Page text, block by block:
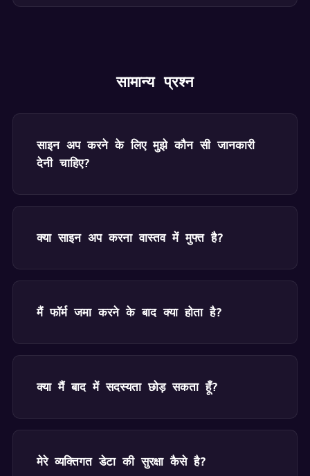
सामान्य प्रश्न
साइन अप करने के लिए मुझे कौन सी जानकारी
देनी चाहिए?
क्या साइन अप करना वास्तव में मुफ्त है?
मैं फॉर्म जमा करने के बाद क्या होता है?
क्या मैं बाद में सदस्यता छोड़ सकता हूँ?
मेरे व्यक्तिगत डेटा की सुरक्षा कैसे है?